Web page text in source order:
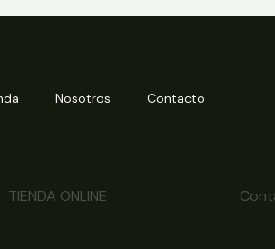
Nosotros Contacto
TIENDA ONLINE